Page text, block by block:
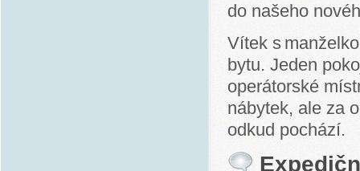
do našeho
Vítek s
bytu. Jeden
operátorské
nábytek, ale za
odkud pochází.